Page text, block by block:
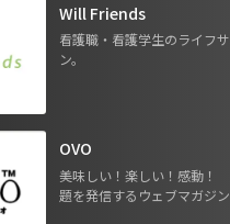
Will Friends
看護職・看護学生のライフ
ン。
OVO
美味しい！楽しい！感動！
題を発信するウェブマガジン